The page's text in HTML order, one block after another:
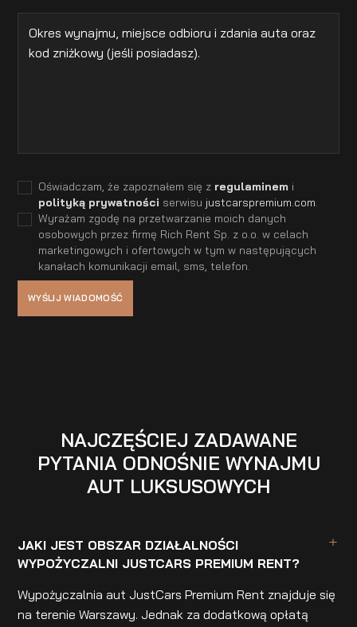
Oświadczam, że zapoznałem się z regulaminemi
polityką prywatności serwisu justcarspremium.com
Wyrażam zgodę na przetwarzanie moich danych
osobowych przez firmę Rich Rent Sp. z o.o. w celach
marketingowych i ofertowych w tym w następujących
kanałach komunikacji email, sms, telefon.
NAJCZĘŚCIEJ ZADAWANE
PYTANIA ODNOŚNIE WYNAJMU
AUT LUKSUSOWYCH
JAKI JEST OBSZAR DZIAŁALNOŚCI
WYPOŻYCZALNI JUSTCARS PREMIUM RENT?
Wypożyczalnia aut JustCars Premium Rent znajduje się
na terenie Warszawy. Jednak za dodatkową opłatą